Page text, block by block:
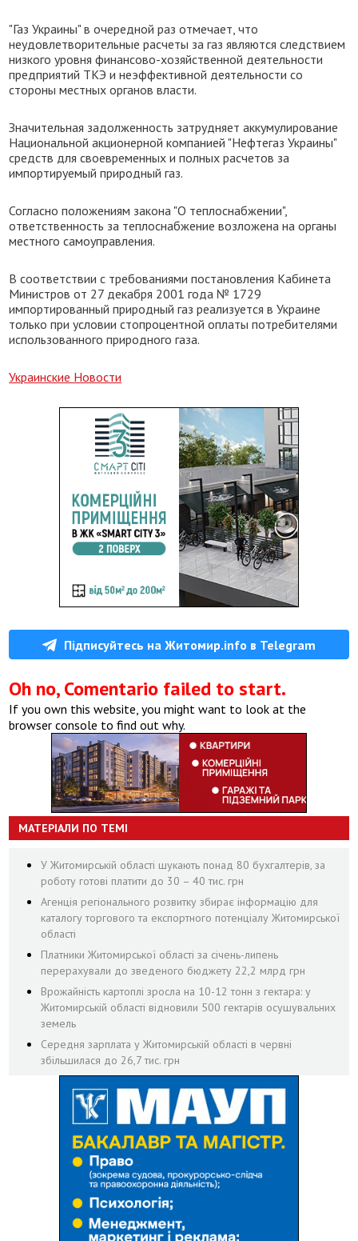
"Газ Украины" в очередной раз отмечает, что
неудовлетворительные расчеты за газ являются следствием
низкого уровня финансово-хозяйственной деятельности
предприятий ТКЭ и неэффективной деятельности со
стороны местных органов власти.
Значительная задолженность затрудняет аккумулирование
Национальной акционерной компанией "Нефтегаз Украины"
средств для своевременных и полных расчетов за
импортируемый природный газ.
Согласно положениям закона "О теплоснабжении",
ответственность за теплоснабжение возложена на органы
местного самоуправления.
В соответствии с требованиями постановления Кабинета
Министров от 27 декабря 2001 года № 1729
импортированный природный газ реализуется в Украине
только при условии стопроцентной оплаты потребителями
использованного природного газа.
Украинские Новости
Підписуйтесь на Житомир.info в Telegram
Oh no, Comentario failed to start.
If you own this website, you might want to look at the
browser console to find out why.
МАТЕРІАЛИ ПО ТЕМІ
У Житомирській області шукають понад 80 бухгалтерів, за
роботу готові платити до 30 – 40 тис. грн
Агенція регіонального розвитку збирає інформацію для
каталогу торгового та експортного потенціалу Житомирської
області
Платники Житомирської області за січень-липень
перерахували до зведеного бюджету 22,2 млрд грн
Врожайність картоплі зросла на 10-12 тонн з гектара: у
Житомирській області відновили 500 гектарів осушувальних
земель
Середня зарплата у Житомирській області в червні
збільшилася до 26,7 тис. грн